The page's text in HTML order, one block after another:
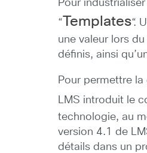
Pour
“Templates“.
une valeur lors
définis, ainsi
Pour permettre
LMS introduit le
technologie, au
version 4.1 de
détails dans un